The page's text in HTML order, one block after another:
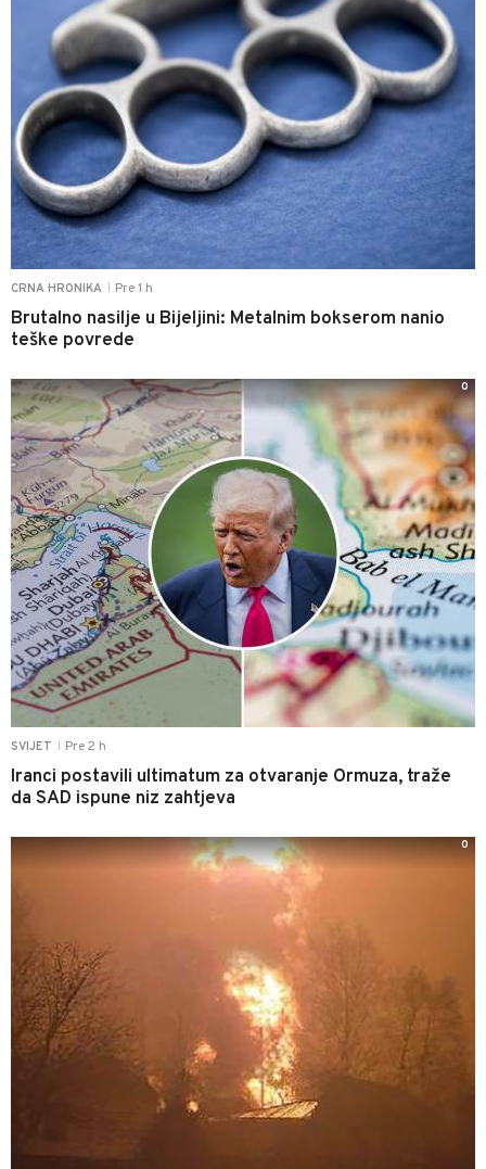
CRNA HRONIKA Pre 1 h
Brutalno nasilje u Bijeljini: Metalnim bokserom nanio
teške povrede
SVIJET Pre 2 h
Iranci postavili ultimatum za otvaranje Ormuza, traže
da SAD ispune niz zahtjeva
0
0